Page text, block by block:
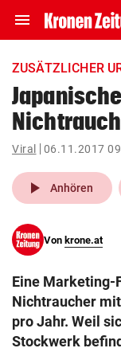
menu Navigation
ein-/
account_circle Anmelden
pin_drop
Wien
search
eingeben
ZUSÄTZLICHER
Viral 06.11.2017
play_arrow Anhören
Von krone.at
Eine Marketing-
Nichtraucher
pro Jahr. Weil
Stockwerk